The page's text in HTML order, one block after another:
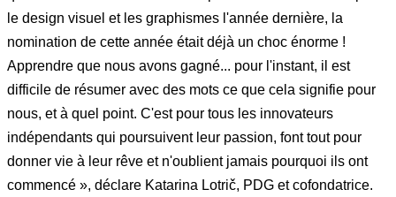
le design visuel et les graphismes l'année dernière, la
nomination de cette année était déjà un choc énorme !
Apprendre que nous avons gagné... pour l'instant, il est
difficile de résumer avec des mots ce que cela signifie pour
nous, et à quel point. C'est pour tous les innovateurs
indépendants qui poursuivent leur passion, font tout pour
donner vie à leur rêve et n'oublient jamais pourquoi ils ont
commencé », déclare Katarina Lotrič, PDG et cofondatrice.